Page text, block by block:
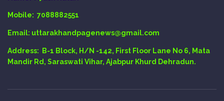
Mobile: 7088882551
Email: uttarakhandpagenews@gmail.com
Address:
B-1 Block, H/N -142, First Floor Lane No 6, Mata
Mandir Rd, Saraswati Vihar, Ajabpur Khurd Dehradun.